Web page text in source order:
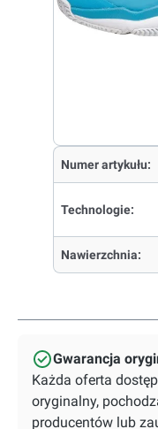
Numer artykułu:
Technologie:
Nawierzchnia:
Gwarancja
Każda oferta
oryginalny,
producentów lub